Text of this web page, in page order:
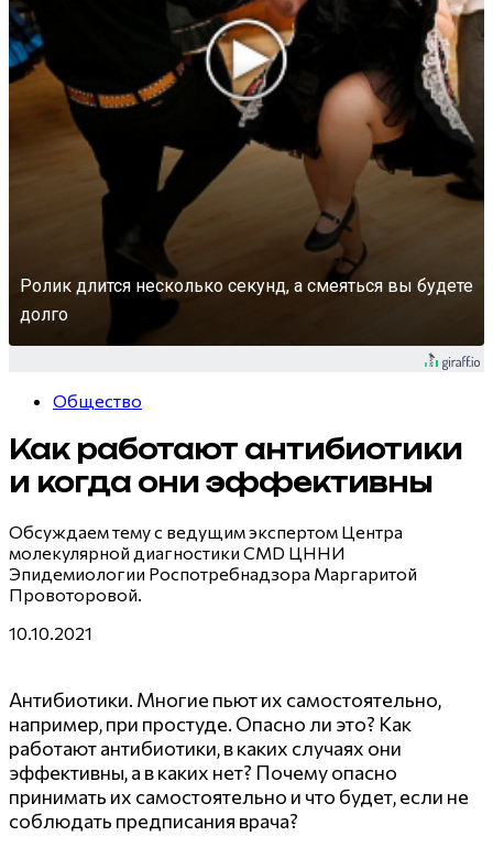
Ролик длится несколько секунд, а смеяться вы будете
долго
Общество
Как работают антибиотики
и когда они эффективны
Обсуждаем тему с ведущим экспертом Центра
молекулярной диагностики CMD ЦННИ
Эпидемиологии Роспотребнадзора Маргаритой
Провоторовой.
10.10.2021
Антибиотики. Многие пьют их самостоятельно,
например, при простуде. Опасно ли это? Как
работают антибиотики, в каких случаях они
эффективны, а в каких нет? Почему опасно
принимать их самостоятельно и что будет, если не
соблюдать предписания врача?